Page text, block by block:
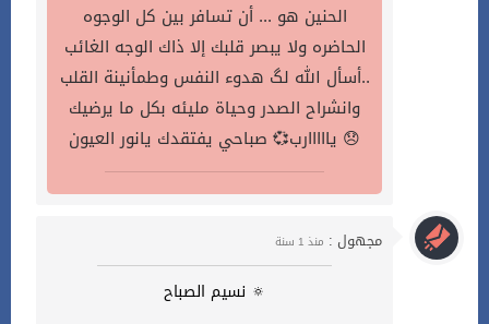
الحنين هو ... أن تسافر بين كل الوجوه
الحاضره ولا يبصر قلبك إلا ذاك الوجه الغائب
..أسأل الله لگ هدوء النفس وطمأنينة القلب
وانشراح الصدر وحياة مليئه بكل ما يرضيك
يااااارب💞 صباحي يفتقدك يانور العيون 😞
مجهول : منذ 1 سنة
🔅 نسيم الصباح